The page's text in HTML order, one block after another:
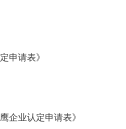
申请表》
企业认定申请表》